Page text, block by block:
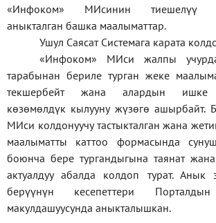
«Инфоком» МИсинин тиешелүү
аныкталган башка маалыматтар.
Ушул Саясат Системага карата
«Инфоком» МИси жалпы учурда
тарабынан бериле турган жеке
текшербейт жана алардын ишке
көзөмөлдүк кылууну жүзөгө ашырбайт.
МИси колдонуучу тастыкталган жана
маалыматты каттоо формасында
боюнча бере тургандыгына таянат
актуалдуу абалда колдоп турат. Анык
берүүнүн кесепеттери Порталдын
макулдашуусунда аныкталышкан.